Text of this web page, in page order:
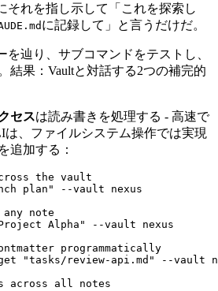
それを指し示して「これを探索し
に記録して」と言うだけだ。
を辿り、サブコマンドをテストし、
結果：Vaultと対話する2つの補完的
セスは読み書きを処理する - 高速で
は、ファイルシステム操作では実現
追加する：
the vault
plan"
note
Alpha"
programmatically
"tasks/review-api.md"
across all notes